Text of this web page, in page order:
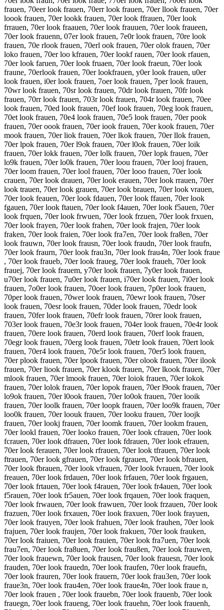
frauen, 70eer look frauen, 70err look frauen, 70er llook frauen, 70er
loook frauen, 70er lookk frauen, 70er look ffrauen, 70er look
frrauen, 70er look fraauen, 70er look frauuen, 70er look fraueen,
70er look frauenn, 07er look frauen, 7e0r look frauen, 70re look
frauen, 70e rlook frauen, 70erl ook frauen, 70er olok frauen, 70er
loko frauen, 70er loo kfrauen, 70er lookf rauen, 70er look rfauen,
70er look faruen, 70er look fruaen, 70er look fraeun, 70er look
fraune, 70erlook frauen, 70er lookfrauen, y0er look frauen, u0er
look frauen, i0er look frauen, 7oer look frauen, 7per look frauen,
70wr look frauen, 70sr look frauen, 70dr look frauen, 70fr look
frauen, 70rr look frauen, 703r look frauen, 704r look frauen, 70ee
look frauen, 70ed look frauen, 70ef look frauen, 70eg look frauen,
70et look frauen, 70e4 look frauen, 70e5 look frauen, 70er pook
frauen, 70er oook frauen, 70er iook frauen, 70er kook frauen, 70er
mook frauen, 70er liok frauen, 70er lkok frauen, 70er llok frauen,
70er lpok frauen, 70er l9ok frauen, 70er l0ok frauen, 70er loik
frauen, 70er lokk frauen, 70er lolk frauen, 70er lopk frauen, 70er
lo9k frauen, 70er lo0k frauen, 70er loou frauen, 70er looj frauen,
70er loom frauen, 70er lool frauen, 70er looo frauen, 70er look
crauen, 70er look drauen, 70er look erauen, 70er look rrauen, 70er
look trauen, 70er look grauen, 70er look brauen, 70er look vrauen,
70er look feauen, 70er look fdauen, 70er look ffauen, 70er look
fgauen, 70er look ftauen, 70er look f4auen, 70er look f5auen, 70er
look frquen, 70er look frwuen, 70er look frzuen, 70er look frxuen,
70er look frayen, 70er look frahen, 70er look frajen, 70er look
fraken, 70er look fraien, 70er look fra7en, 70er look fra8en, 70er
look frauwn, 70er look frausn, 70er look fraudn, 70er look fraufn,
70er look fraurn, 70er look frau3n, 70er look frau4n, 70er look fraue
, 70er look fraueb, 70er look fraueg, 70er look fraueh, 70er look
frauej, 70er look frauem, y70er look frauen, 7y0er look frauen,
u70er look frauen, 7u0er look frauen, i70er look frauen, 7i0er look
frauen, 7o0er look frauen, 70oer look frauen, 7p0er look frauen,
70per look frauen, 70wer look frauen, 70ewr look frauen, 70ser
look frauen, 70esr look frauen, 70der look frauen, 70edr look
frauen, 70fer look frauen, 70efr look frauen, 70rer look frauen,
703er look frauen, 70e3r look frauen, 704er look frauen, 70e4r look
frauen, 70ere look frauen, 70erd look frauen, 70erf look frauen,
70egr look frauen, 70erg look frauen, 70etr look frauen, 70ert look
frauen, 70er4 look frauen, 70e5r look frauen, 70er5 look frauen,
70er plook frauen, 70er lpook frauen, 70er olook frauen, 70er ilook
frauen, 70er liook frauen, 70er klook frauen, 70er lkook frauen, 70er
mlook frauen, 70er lmook frauen, 70er loiok frauen, 70er lokok
frauen, 70er lolok frauen, 70er lopok frauen, 70er l9ook frauen, 70er
lo9ok frauen, 70er l0ook frauen, 70er lo0ok frauen, 70er looik
frauen, 70er loolk frauen, 70er loopk frauen, 70er loo9k frauen, 70er
loo0k frauen, 70er loouk frauen, 70er looku frauen, 70er loojk
frauen, 70er lookj frauen, 70er loomk frauen, 70er lookm frauen,
70er lookl frauen, 70er looko frauen, 70er look cfrauen, 70er look
fcrauen, 70er look dfrauen, 70er look fdrauen, 70er look efrauen,
70er look ferauen, 70er look rfrauen, 70er look tfrauen, 70er look
ftrauen, 70er look gfrauen, 70er look fgrauen, 70er look bfrauen,
70er look fbrauen, 70er look vfrauen, 70er look fvrauen, 70er look
freauen, 70er look frdauen, 70er look frfauen, 70er look frgauen,
70er look frtauen, 70er look f4rauen, 70er look fr4auen, 70er look
f5rauen, 70er look fr5auen, 70er look frqauen, 70er look fraquen,
70er look frwauen, 70er look frawuen, 70er look frzauen, 70er look
frazuen, 70er look frxauen, 70er look fraxuen, 70er look frayuen,
70er look frauyen, 70er look frahuen, 70er look frauhen, 70er look
frajuen, 70er look fraujen, 70er look frakuen, 70er look frauken,
70er look fraiuen, 70er look frauien, 70er look fra7uen, 70er look
frau7en, 70er look fra8uen, 70er look frau8en, 70er look frauwen,
70er look frauewn, 70er look frausen, 70er look frauesn, 70er look
frauden, 70er look frauedn, 70er look fraufen, 70er look frauefn,
70er look frauren, 70er look frauern, 70er look frau3en, 70er look
fraue3n, 70er look frau4en, 70er look fraue4n, 70er look fraue n,
70er look frauen , 70er look frauebn, 70er look frauenb, 70er look
frauegn, 70er look fraueng, 70er look frauehn, 70er look frauenh,